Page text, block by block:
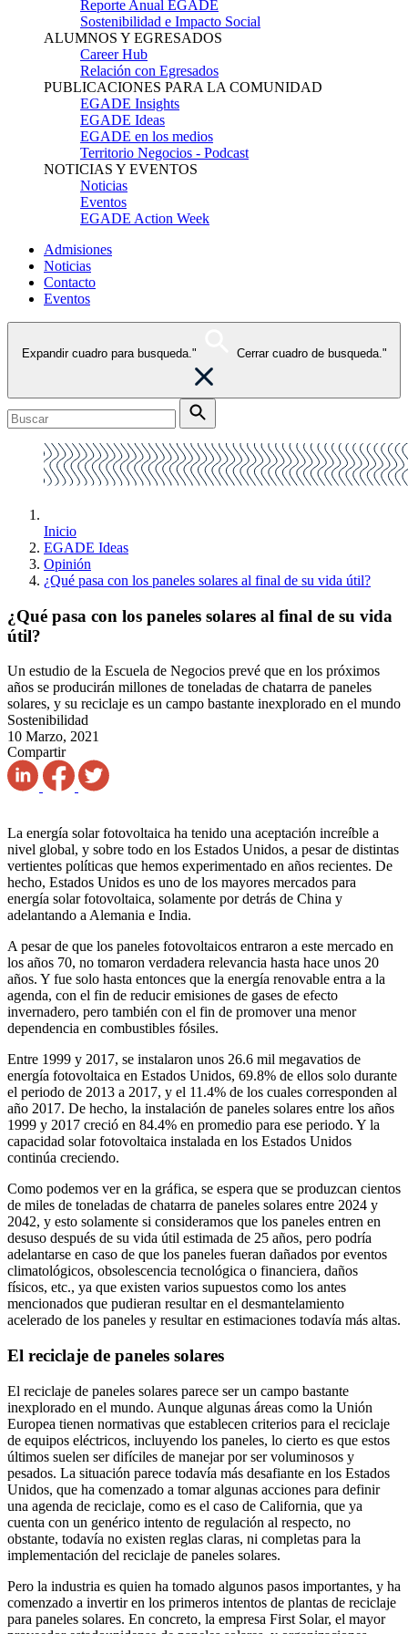
Reporte Anual EGADE
Sostenibilidad e Impacto Social
ALUMNOS Y EGRESADOS
Career Hub
Relación con Egresados
PUBLICACIONES PARA LA COMUNIDAD
EGADE Insights
EGADE Ideas
EGADE en los medios
Territorio Negocios - Podcast
NOTICIAS Y EVENTOS
Noticias
Eventos
EGADE Action Week
Admisiones
Noticias
Contacto
Eventos
Expandir cuadro para busqueda." Cerrar cuadro de busqueda."
Inicio
EGADE Ideas
Opinión
¿Qué pasa con los paneles solares al final de su vida útil?
¿Qué pasa con los paneles solares al final de su vida
útil?
Un estudio de la Escuela de Negocios prevé que en los próximos
años se producirán millones de toneladas de chatarra de paneles
solares, y su reciclaje es un campo bastante inexplorado en el mundo
Sostenibilidad
10 Marzo, 2021
Compartir
La energía solar fotovoltaica ha tenido una aceptación increíble a
nivel global, y sobre todo en los Estados Unidos, a pesar de distintas
vertientes políticas que hemos experimentado en años recientes. De
hecho, Estados Unidos es uno de los mayores mercados para
energía solar fotovoltaica, solamente por detrás de China y
adelantando a Alemania e India.
A pesar de que los paneles fotovoltaicos entraron a este mercado en
los años 70, no tomaron verdadera relevancia hasta hace unos 20
años. Y fue solo hasta entonces que la energía renovable entra a la
agenda, con el fin de reducir emisiones de gases de efecto
invernadero, pero también con el fin de promover una menor
dependencia en combustibles fósiles.
Entre 1999 y 2017, se instalaron unos 26.6 mil megavatios de
energía fotovoltaica en Estados Unidos, 69.8% de ellos solo durante
el periodo de 2013 a 2017, y el 11.4% de los cuales corresponden al
año 2017. De hecho, la instalación de paneles solares entre los años
1999 y 2017 creció en 84.4% en promedio para ese periodo. Y la
capacidad solar fotovoltaica instalada en los Estados Unidos
continúa creciendo.
Como podemos ver en la gráfica, se espera que se produzcan cientos
de miles de toneladas de chatarra de paneles solares entre 2024 y
2042, y esto solamente si consideramos que los paneles entren en
desuso después de su vida útil estimada de 25 años, pero podría
adelantarse en caso de que los paneles fueran dañados por eventos
climatológicos, obsolescencia tecnológica o financiera, daños
físicos, etc., ya que existen varios supuestos como los antes
mencionados que pudieran resultar en el desmantelamiento
acelerado de los paneles y resultar en estimaciones todavía más altas.
El reciclaje de paneles solares
El reciclaje de paneles solares parece ser un campo bastante
inexplorado en el mundo. Aunque algunas áreas como la Unión
Europea tienen normativas que establecen criterios para el reciclaje
de equipos eléctricos, incluyendo los paneles, lo cierto es que estos
últimos suelen ser difíciles de manejar por ser voluminosos y
pesados. La situación parece todavía más desafiante en los Estados
Unidos, que ha comenzado a tomar algunas acciones para definir
una agenda de reciclaje, como es el caso de California, que ya
cuenta con un genérico intento de regulación al respecto, no
obstante, todavía no existen reglas claras, ni completas para la
implementación del reciclaje de paneles solares.
Pero la industria es quien ha tomado algunos pasos importantes, y ha
comenzado a invertir en los primeros intentos de plantas de reciclaje
para paneles solares. En concreto, la empresa First Solar, el mayor